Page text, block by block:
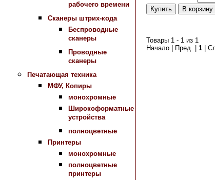
рабочего времени
Сканеры штрих-кода
Беспроводные
сканеры
Проводные
сканеры
Печатающая техника
МФУ, Копиры
монохромные
Широкоформатные
устройства
полноцветные
Принтеры
монохромные
полноцветные
принтеры
Товары 1 - 1 из 1
Начало | Пред. | 1 |